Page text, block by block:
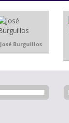
José Burguillos